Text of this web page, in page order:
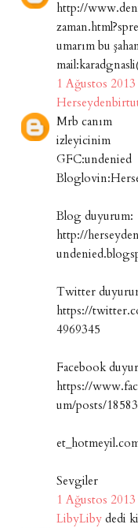
http://
umarım bu
1 Ağustos
Mrb canım
izleyicinim
GFC:undenied
Blog duyurum:
http://
Twitter
https://
4969345
Facebook
https://
um/posts/
Sevgiler
1 Ağustos
LibyLibydedi